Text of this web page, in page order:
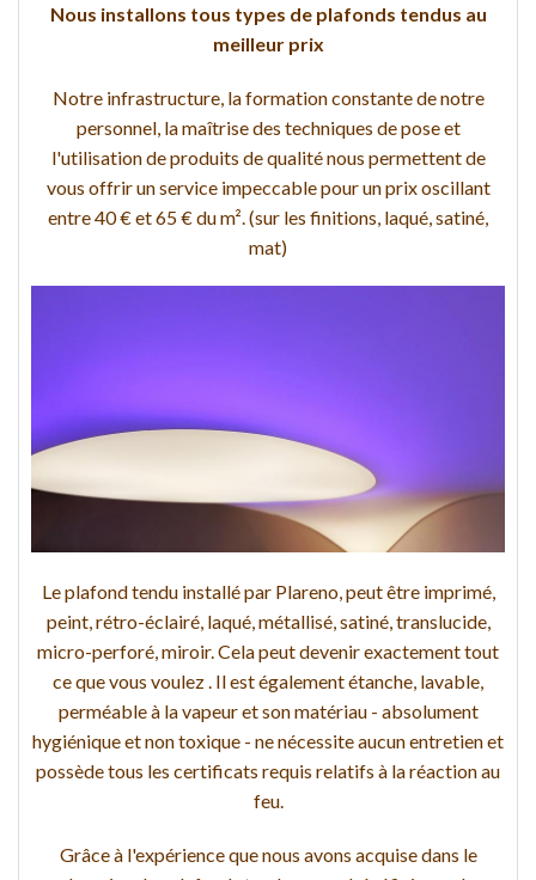
Nous installons tous types de plafonds tendus au
meilleur prix
Notre infrastructure, la formation constante de notre
personnel, la maîtrise des techniques de pose et
l'utilisation de produits de qualité nous permettent de
vous offrir un service impeccable pour un prix oscillant
entre 40 € et 65 € du m². (sur les finitions, laqué, satiné,
mat)
Le plafond tendu installé par Plareno, peut être imprimé,
peint, rétro-éclairé, laqué, métallisé, satiné, translucide,
micro-perforé, miroir. Cela peut devenir exactement tout
ce que vous voulez . Il est également étanche, lavable,
perméable à la vapeur et son matériau - absolument
hygiénique et non toxique - ne nécessite aucun entretien et
possède tous les certificats requis relatifs à la réaction au
feu.
Grâce à l'expérience que nous avons acquise dans le